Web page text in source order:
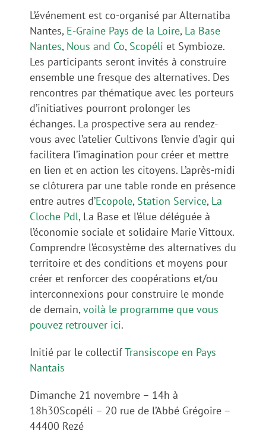
L’événement est co-organisé par Alternatiba
Nantes, E-Graine Pays de la Loire, La Base
Nantes, Nous and Co, Scopéli et Symbioze.
Les participants seront invités à construire
ensemble une fresque des alternatives. Des
rencontres par thématique avec les porteurs
d’initiatives pourront prolonger les
échanges. La prospective sera au rendez-
vous avec l’atelier Cultivons l’envie d’agir qui
facilitera l’imagination pour créer et mettre
en lien et en action les citoyens. L’après-midi
se clôturera par une table ronde en présence
entre autres d’Ecopole, Station Service, La
Cloche Pdl, La Base et l’élue déléguée à
l’économie sociale et solidaire Marie Vittoux.
Comprendre l’écosystème des alternatives du
territoire et des conditions et moyens pour
créer et renforcer des coopérations et/ou
interconnexions pour construire le monde
de demain,voilà le programme que vous
pouvez retrouver ici.
Initié par le collectifTransiscope en Pays
Nantais
Dimanche 21 novembre – 14h à
18h30Scopéli – 20 rue de l’Abbé Grégoire –
44400 Rezé